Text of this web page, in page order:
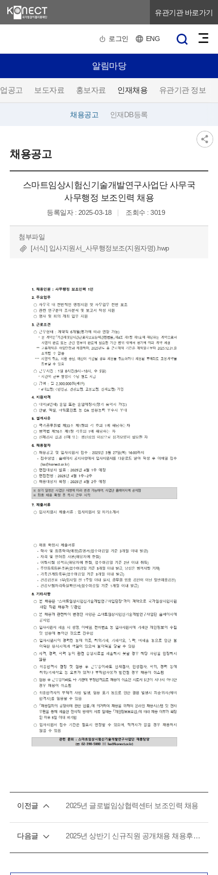
유관기관 바로가기
로그인 ENG
알림마당
공고 보도자료 홍보자료 인재채용
채용공고 인재DB등록
유관기관 정보
채용공고
스마트임상시험신기술개발연구사업단 사무국
사무행정 보조인력 채용
등록일자 : 2025-03-18 조회수 : 3019
첨부파일
[서식] 입사지원서_사무행정보조(지원자명).hwp
이전글 2025년 글로벌임상협력센터 보조인력 채용
다음글 2025년 상반기 신규직원 공개채용 채용후보자 발표